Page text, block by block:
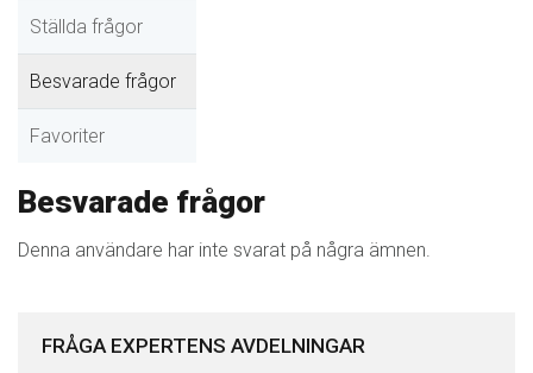
Ställda frågor
Besvarade frågor
Favoriter
Besvarade frågor
Denna användare har inte svarat på några ämnen.
FRÅGA EXPERTENS AVDELNINGAR